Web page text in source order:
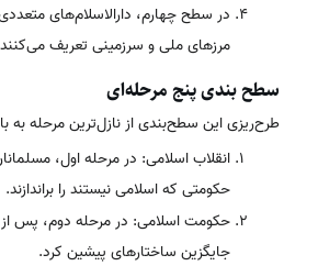
در سطح چهارم، دارالاسلام‌های
مرزهای ملی و سرزمینی تعریف
سطح بندی پنج مرحله‌ای
طرح‌ریزی این سطح‌بندی از نازل‌ترین مرحله به
انقلاب اسلامی: در مرحله اول،
حکومتی که اسلامی نیستند را براندازند.
حکومت اسلامی: در مرحله دوم، پس از
جایگزین ساختارهای پیشین کرد.